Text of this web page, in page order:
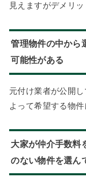
見えますがデメリッ
管理物件の中から
可能性がある
元付け業者が公開
よって希望する物
大家が仲介手数料
のない物件を選ん